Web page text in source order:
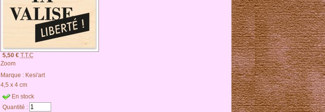
5,50 € T.T.C
Zoom
Marque : Kesi'art
4,5 x 4 cm
En stock
Quantité :